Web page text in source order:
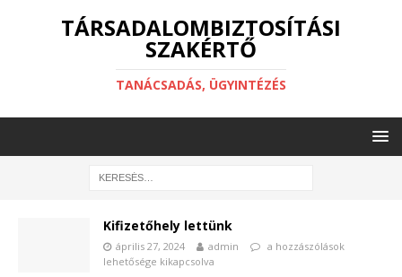
TÁRSADALOMBIZTOSÍTÁSI
SZAKÉRTŐ
TANÁCSADÁS, ÜGYINTÉZÉS
Kifizetőhely lettünk
április 27, 2024 admin
a hozzászólások
lehetősége kikapcsolva